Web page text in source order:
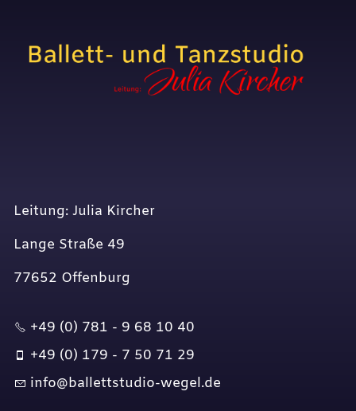
Leitung: Julia Kircher
Lange Straße 49
77652 Offenburg
+49 (0) 781 - 9 68 10 40
+49 (0) 179 - 7 50 71 29
nf
b ll ttst d -w g l d